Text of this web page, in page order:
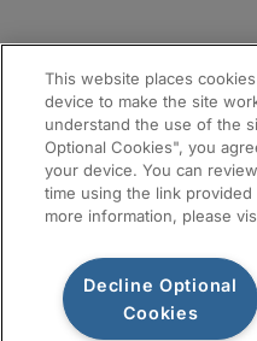
利用規約 プライバシー通知
This website places
device to make the site
understand the use of the
Optional Cookies", you
your device. You can
time using the link
more information, please
Decline Optional
Cookies